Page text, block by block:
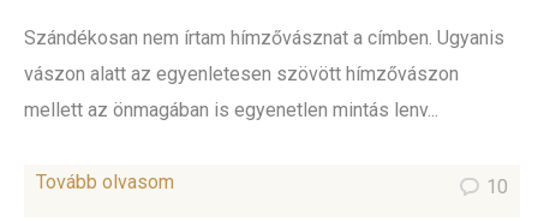
Szándékosan nem írtam hímzővásznat a címben. Ugyanis
vászon alatt az egyenletesen szövött hímzővászon
mellett az önmagában is egyenetlen mintás lenv...
Tovább olvasom 10